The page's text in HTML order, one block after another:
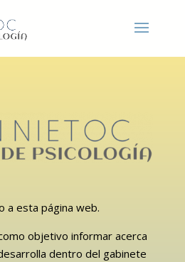
a esta página web.
objetivo informar acerca
dentro del gabinete